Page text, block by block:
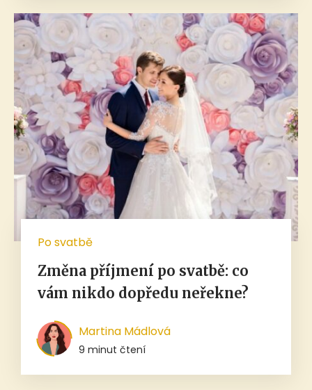
Po svatbě
Změna příjmení po svatbě: co
vám nikdo dopředu neřekne?
Martina Mádlová
9 minut čtení